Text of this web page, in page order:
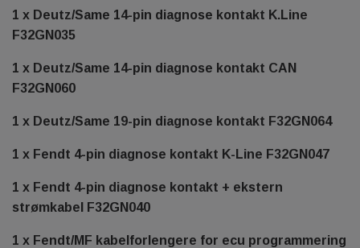
1 x Deutz/Same 14-pin diagnose kontakt K.Line
F32GN035
1 x Deutz/Same 14-pin diagnose kontakt CAN
F32GN060
1 x Deutz/Same 19-pin diagnose kontakt F32GN064
1 x Fendt 4-pin diagnose kontakt K-Line F32GN047
1 x Fendt 4-pin diagnose kontakt + ekstern
strømkabel F32GN040
1 x Fendt/MF kabelforlengere for ecu programmering